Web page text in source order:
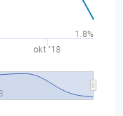
okt "18
1.8%